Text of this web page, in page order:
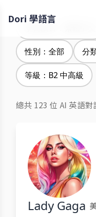
Dori 學語言
性別：全部 分
等級：B2 中高級
總共 123 位 AI 英語對
Lady Gaga